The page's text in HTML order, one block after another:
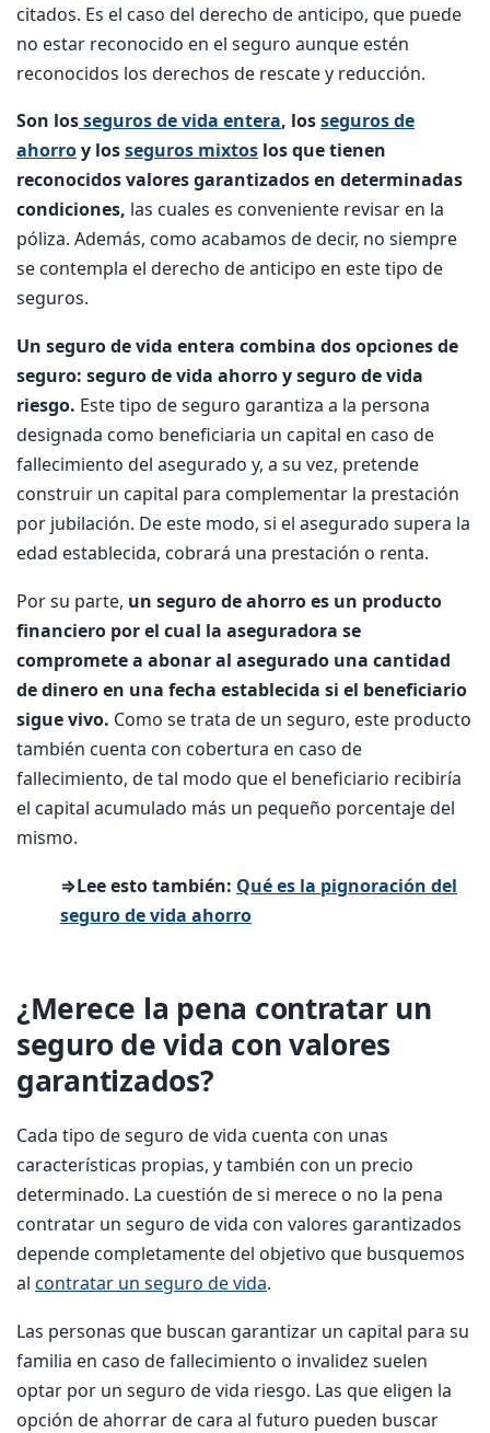
citados. Es el caso del derecho de anticipo, que puede
no estar reconocido en el seguro aunque estén
reconocidos los derechos de rescate y reducción.
Son losseguros de vida entera, losseguros de
ahorroy losseguros mixtos los que tienen
reconocidos valores garantizados en determinadas
condiciones, las cuales es conveniente revisar en la
póliza. Además, como acabamos de decir, no siempre
se contempla el derecho de anticipo en este tipo de
seguros.
Un seguro de vida entera combina dos opciones de
seguro: seguro de vida ahorro y seguro de vida
riesgo. Este tipo de seguro garantiza a la persona
designada como beneficiaria un capital en caso de
fallecimiento del asegurado y, a su vez, pretende
construir un capital para complementar la prestación
por jubilación. De este modo, si el asegurado supera la
edad establecida, cobrará una prestación o renta.
Por su parte, un seguro de ahorro es un producto
financiero por el cual la aseguradora se
compromete a abonar al asegurado una cantidad
de dinero en una fecha establecida si el beneficiario
sigue vivo. Como se trata de un seguro, este producto
también cuenta con cobertura en caso de
fallecimiento, de tal modo que el beneficiario recibiría
el capital acumulado más un pequeño porcentaje del
mismo.
⇒Lee esto también: Qué es la pignoración del
seguro de vida ahorro
¿Merece la pena contratar un
seguro de vida con valores
garantizados?
Cada tipo de seguro de vida cuenta con unas
características propias, y también con un precio
determinado. La cuestión de si merece o no la pena
contratar un seguro de vida con valores garantizados
depende completamente del objetivo que busquemos
al contratar un seguro de vida.
Las personas que buscan garantizar un capital para su
familia en caso de fallecimiento o invalidez suelen
optar por un seguro de vida riesgo. Las que eligen la
opción de ahorrar de cara al futuro pueden buscar